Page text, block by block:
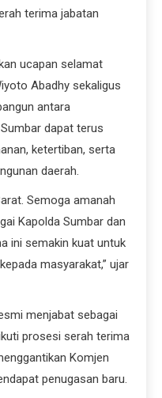
terima jabatan
ucapan selamat
Abadhy sekaligus
antara
dapat terus
ketertiban, serta
daerah.
Semoga amanah
Kapolda Sumbar dan
ini semakin kuat untuk
masyarakat,” ujar
menjabat sebagai
prosesi serah terima
Komjen
penugasan baru.